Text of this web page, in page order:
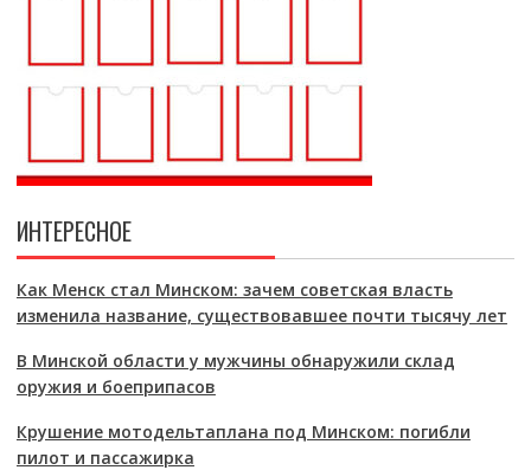
ИНТЕРЕСНОЕ
Как Менск стал Минском: зачем советская власть
изменила название, существовавшее почти тысячу лет
В Минской области у мужчины обнаружили склад
оружия и боеприпасов
Крушение мотодельтаплана под Минском: погибли
пилот и пассажирка